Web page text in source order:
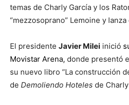
se
temas de Charly García y los
“mezzosoprano” Lemoine y
El presidente Javier Milei inició
Movistar Arena, donde presentó
su nuevo libro “La construcción
de Demoliendo Hoteles de